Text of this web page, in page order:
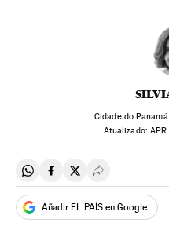
Cidade do
atualizado: APR
Compartir en Whatsapp
Compartir en
Compartir en
Desplegar
Añadir EL PAÍS en Google